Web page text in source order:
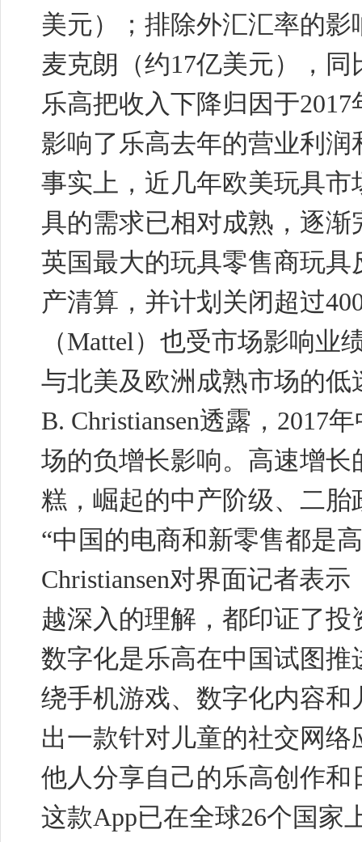
美元）；排除外汇汇率的影
麦克朗（约17亿美元），同
乐高把收入下降归因于
影响了乐高去年的营业利润
事实上，近几年欧美玩具
具的需求已相对成熟，逐
英国最大的玩具零售商玩具
产清算，并计划关闭超过
（Mattel）也受市场影响
与北美及欧洲成熟市场的低
B. Christiansen透露，2017
场的负增长影响。高速增
糕，崛起的中产阶级、二
“中国的电商和新零售都是
Christiansen对界面记者表
越深入的理解，都印证了
数字化是乐高在中国试图
绕手机游戏、数字化内容
出一款针对儿童的社交网
他人分享自己的乐高创作
这款App已在全球26个国家